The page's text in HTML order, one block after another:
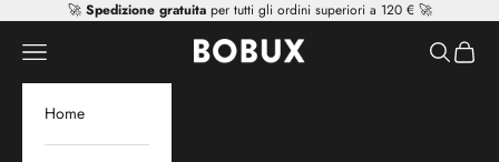
Vai al contenuto
🚀 Spedizione gratuitaper tutti gli ordini superiori a 120 € 🚀
Mr Tiggle - Distributor
Apri il menu di navigazione Mostra il
Home